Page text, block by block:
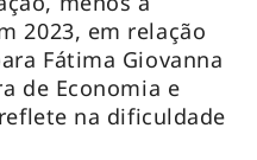
2023, em relação
Fátima Giovanna
de Economia e
na dificuldade